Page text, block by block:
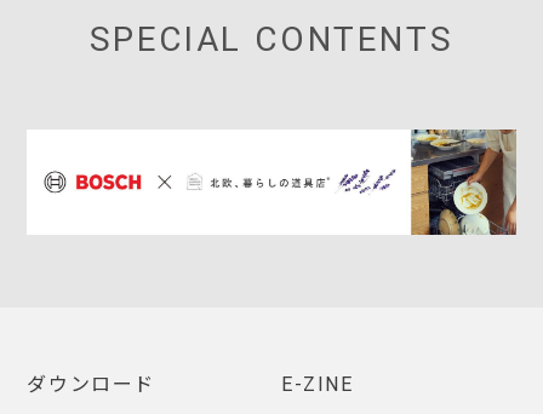
SPECIAL CONTENTS
ダウンロード E-ZINE